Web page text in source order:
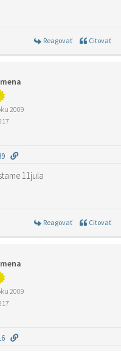
Reagovať Citovať
2009
11jula
Reagovať Citovať
2009